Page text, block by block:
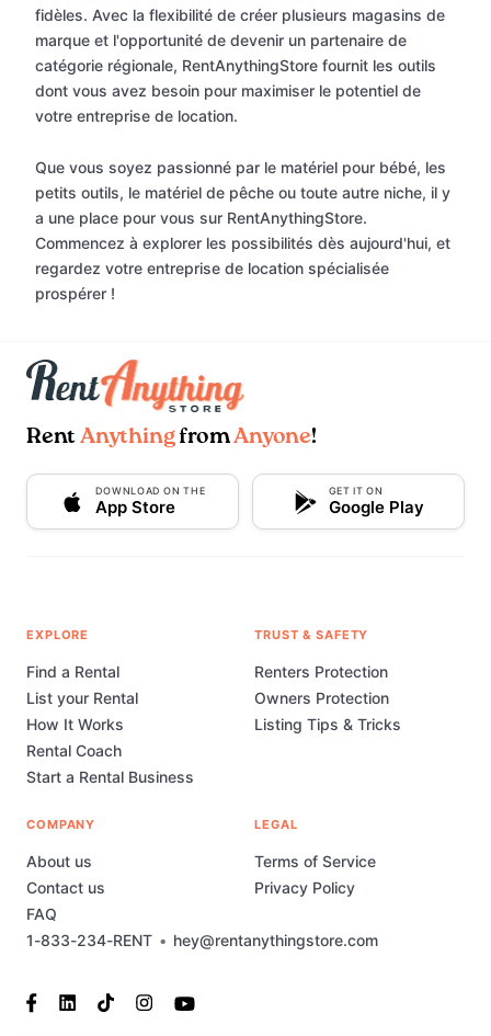
fidèles. Avec la flexibilité de créer plusieurs magasins de
marque et l'opportunité de devenir un partenaire de
catégorie régionale, RentAnythingStore fournit les outils
dont vous avez besoin pour maximiser le potentiel de
votre entreprise de location.
Que vous soyez passionné par le matériel pour bébé, les
petits outils, le matériel de pêche ou toute autre niche, il y
a une place pour vous sur RentAnythingStore.
Commencez à explorer les possibilités dès aujourd'hui, et
regardez votre entreprise de location spécialisée
prospérer !
Rent AnythingfromAnyone!
DOWNLOAD ON THE
App Store
GET IT ON
Google Play
1-833-234-RENT • hey@rentanythingstore.com
EXPLORE
Find a Rental
List your Rental
How It Works
Rental Coach
Start a Rental Business
TRUST & SAFETY
Renters Protection
Owners Protection
Listing Tips & Tricks
COMPANY
About us
Contact us
FAQ
LEGAL
Terms of Service
Privacy Policy